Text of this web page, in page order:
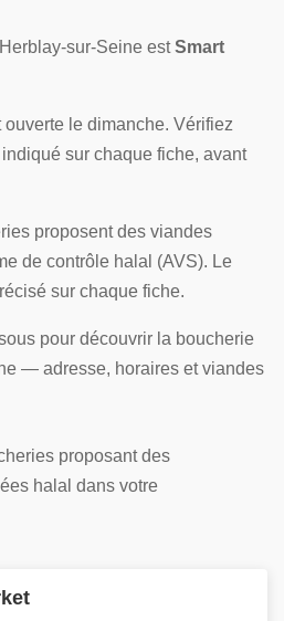
sur-Seine estSmart
le dimanche. Vérifiez
sur chaque fiche, avant
proposent des viandes
de contrôle halal (AVS). Le
sur chaque fiche.
pour découvrir la boucherie
— adresse, horaires et viandes
proposant des
halal dans votre